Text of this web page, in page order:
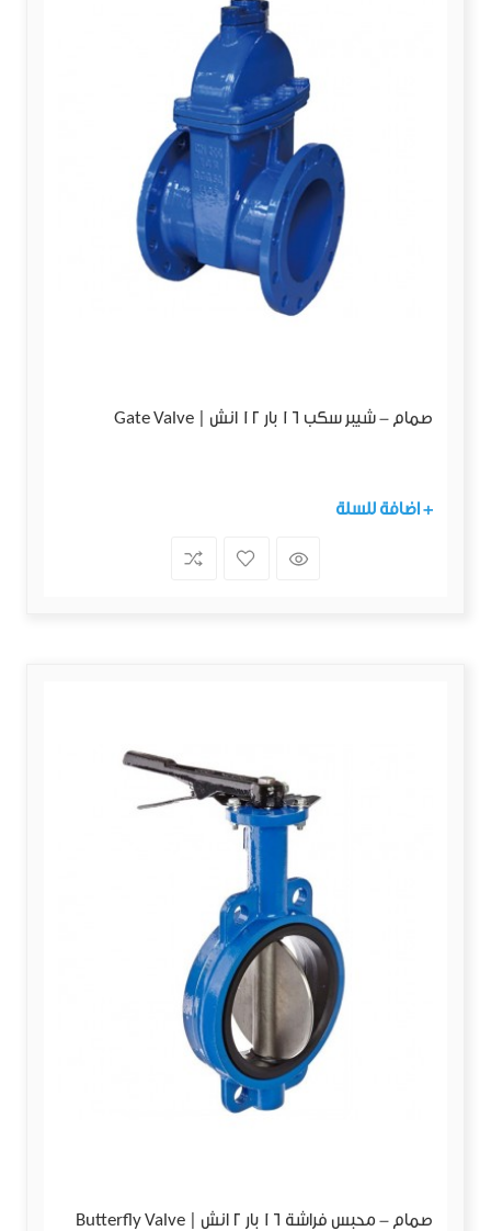
صمام - شيبر سكب 16 بار 12 انش | Gate Valve
+ اضافة للسلة
صمام - محبس فراشة 16 بار 2 انش | Butterfly Valve